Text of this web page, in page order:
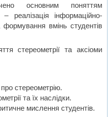
основним поняттям
реалізація інформаційно-
формування вмінь студентів
стереометрії та аксіоми
стереометрію.
та їх наслідки.
мислення студентів.